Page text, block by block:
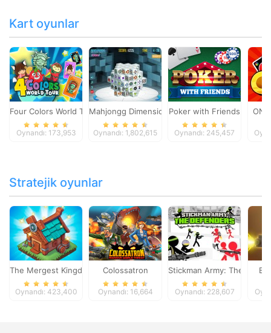
Kart oyunlar
Four Colors World Tour
Oynandı: 173,953
Mahjongg Dimensions
Oynandı: 1,802,615
Poker with Friends
Oynandı: 245,457
Stratejik oyunlar
The Mergest Kingdom
Oynandı: 423,400
Colossatron
Oynandı: 16,664
Stickman Army: The
Oynandı: 228,607